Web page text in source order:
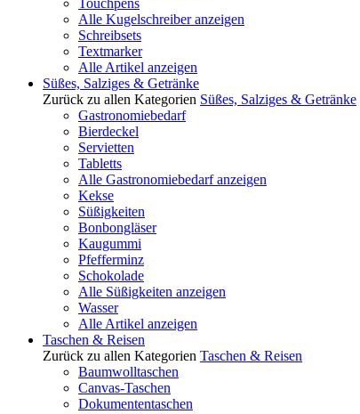
Touchpens
Alle Kugelschreiber anzeigen
Schreibsets
Textmarker
Alle Artikel anzeigen
Süßes, Salziges & Getränke
Zurück zu allen Kategorien Süßes, Salziges & Getränke
Gastronomiebedarf
Bierdeckel
Servietten
Tabletts
Alle Gastronomiebedarf anzeigen
Kekse
Süßigkeiten
Bonbongläser
Kaugummi
Pfefferminz
Schokolade
Alle Süßigkeiten anzeigen
Wasser
Alle Artikel anzeigen
Taschen & Reisen
Zurück zu allen Kategorien Taschen & Reisen
Baumwolltaschen
Canvas-Taschen
Dokumententaschen